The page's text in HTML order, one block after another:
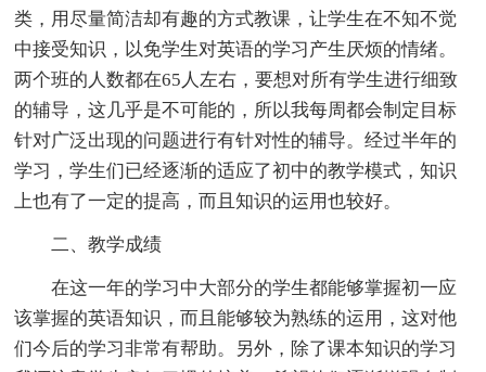
类，用尽量简洁却有趣的方式教课，让学生在不知不觉
中接受知识，以免学生对英语的学习产生厌烦的情绪。
两个班的人数都在65人左右，要想对所有学生进行细致
的辅导，这几乎是不可能的，所以我每周都会制定目标
针对广泛出现的问题进行有针对性的辅导。经过半年的
学习，学生们已经逐渐的适应了初中的教学模式，知识
上也有了一定的提高，而且知识的运用也较好。
二、教学成绩
在这一年的学习中大部分的学生都能够掌握初一应
该掌握的英语知识，而且能够较为熟练的运用，这对他
们今后的学习非常有帮助。另外，除了课本知识的学习